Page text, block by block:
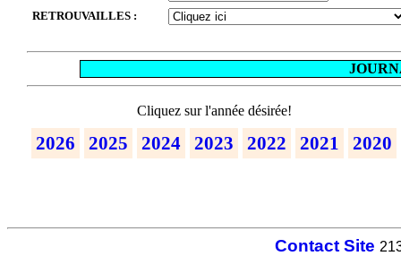
RETROUVAILLES :
Cliquez sur l'année désirée!
2026 2025 2024 2023 2022 2021 2020
Contact Site